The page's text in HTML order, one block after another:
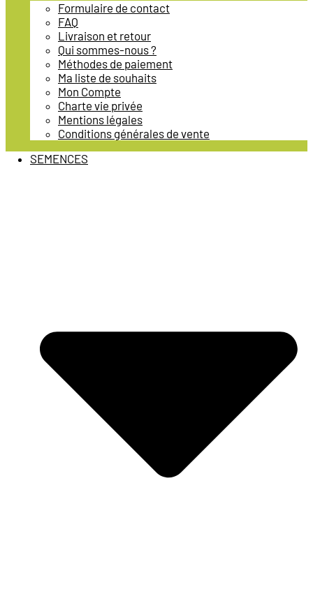
Formulaire de contact
FAQ
Livraison et retour
Qui sommes-nous ?
Méthodes de paiement
Ma liste de souhaits
Mon Compte
Charte vie privée
Mentions légales
Conditions générales de vente
SEMENCES